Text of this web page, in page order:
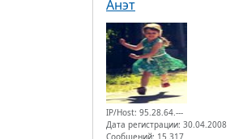
Анэт
IP/Host: 95.28.64.---
Дата регистрации: 30.04.2008
Сообщений: 15 317